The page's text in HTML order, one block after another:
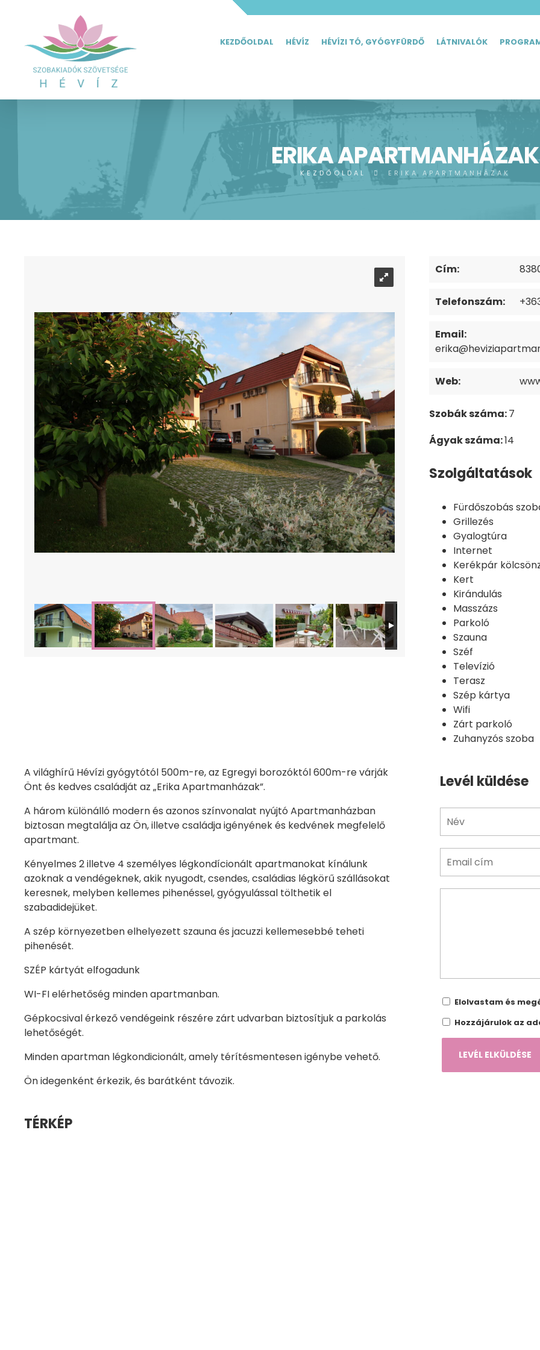
KEZDŐOLDAL HÉVÍZ HÉVÍZI TÓ, GYÓGYFÜRDŐ LÁTNIVALÓK
ERIKA APARTMANHÁZAK
KEZDŐOLDAL ERIKA APARTMANHÁZAK
Cím:
Telefonszám:
Email:
Web:
Szobák száma:7
Ágyak száma:14
Szolgáltatások
Fürdőszobás
Grillezés
Gyalogtúra
Internet
Kerékpár
Kert
Kirándulás
Masszázs
Parkoló
Szauna
Széf
Televízió
Terasz
Szép kártya
Wifi
Zárt parkoló
Zuhanyzós szoba
A világhírű Hévízi gyógytótól 500m-re, az Egregyi borozóktól 600m-re várják
Önt és kedves családját az „Erika Apartmanházak”.
A három különálló modern és azonos színvonalat nyújtó Apartmanházban
biztosan megtalálja az Ön, illetve családja igényének és kedvének megfelelő
apartmant.
Kényelmes 2 illetve 4 személyes légkondícionált apartmanokat kínálunk
azoknak a vendégeknek, akik nyugodt, csendes, családias légkörű szállásokat
keresnek, melyben kellemes pihenéssel, gyógyulással tölthetik el
szabadidejüket.
A szép környezetben elhelyezett szauna és jacuzzi kellemesebbé teheti
pihenését.
SZÉP kártyát elfogadunk
WI-FI elérhetőség minden apartmanban.
Gépkocsival érkező vendégeink részére zárt udvarban biztosítjuk a parkolás
lehetőségét.
Minden apartman légkondicionált, amely térítésmentesen igénybe vehető.
Ön idegenként érkezik, és barátként távozik.
Levél küldése
Elolvastam és
Hozzájárulok az
TÉRKÉP